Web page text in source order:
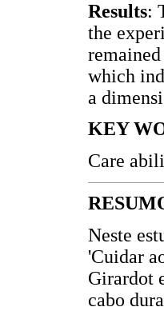
Results:
the
which
a
KEY
Care
Neste
'Cuidar
Girardot
cabo